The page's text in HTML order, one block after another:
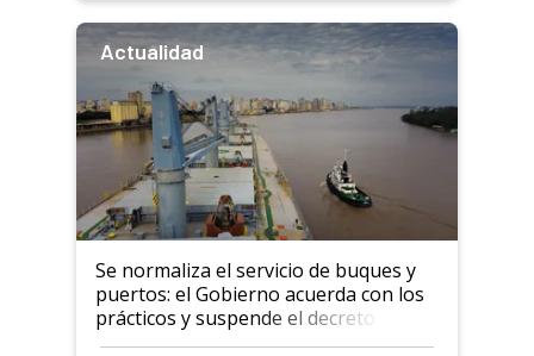
Actualidad
Se normaliza el servicio de buques y
puertos: el Gobierno acuerda con los
prácticos y suspende el decreto de
desregulación